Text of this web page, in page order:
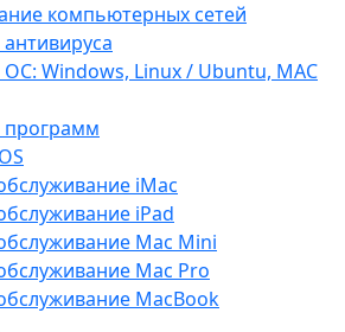
компьютерных сетей
ОС: Windows, Linux / Ubuntu, МАС
программ
iMac
iPad
Mac Mini
Mac Pro
MacBook